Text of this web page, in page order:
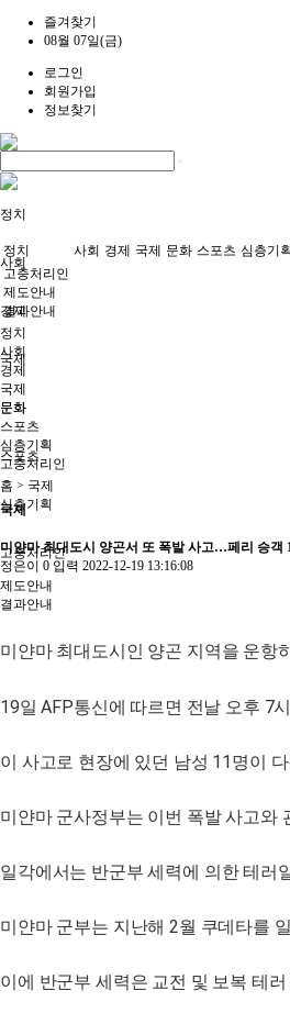
즐겨찾기
08월 07일(금)
로그인
회원가입
정보찾기
정치
사회
경제
국제
문화
스포츠
심층기획
고충처리인
제도안내
결과안내
정치 사회 경제 국제 문화 스포츠 심층기
고충처리인
제도안내
결과안내
정치
사회
경제
국제
문화
스포츠
심층기획
고충처리인
홈 > 국제
국제
미얀마 최대도시 양곤서 또 폭발 사고…페리 승객
정은이 0 입력 2022-12-19 13:16:08
미얀마 최대도시인 양곤 지역을 운항
19일 AFP통신에 따르면 전날 오후 7
이 사고로 현장에 있던 남성 11명이
미얀마 군사정부는 이번 폭발 사고와
일각에서는 반군부 세력에 의한 테러
미얀마 군부는 지난해 2월 쿠데타를
이에 반군부 세력은 교전 및 보복 테